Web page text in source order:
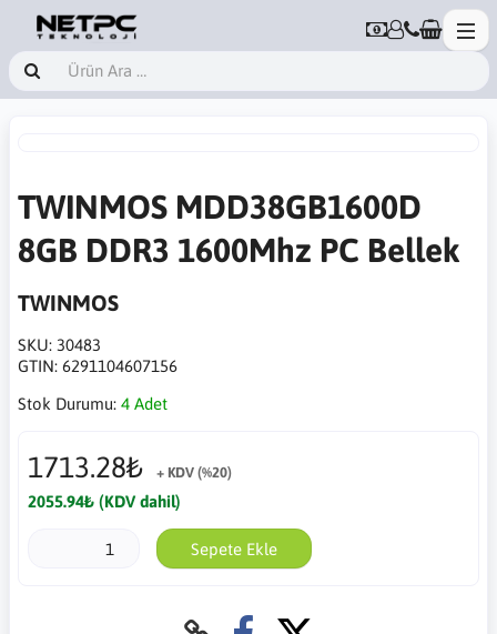
TWINMOS MDD38GB1600D
8GB DDR3 1600Mhz PC Bellek
TWINMOS
SKU: 30483
GTIN: 6291104607156
Stok Durumu: 4 Adet
1713.28₺ + KDV (%20)
2055.94₺ (KDV dahil)
Sepete Ekle